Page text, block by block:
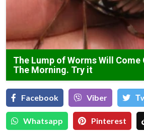
The Lump of Worms Will Come
The Morning. Try it
Facebook Viber
Whatsapp Pinterest